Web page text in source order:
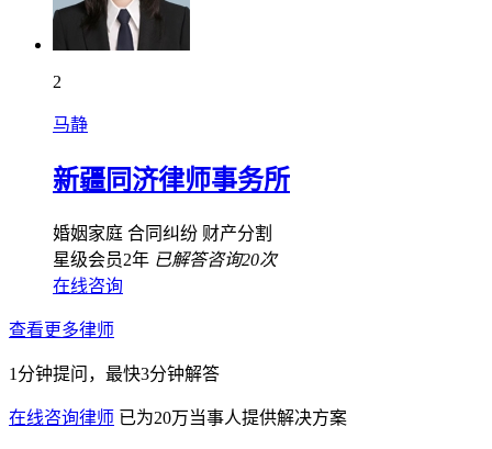
2
马静
新疆同济律师事务所
婚姻家庭 合同纠纷 财产分割
星级会员2年 已解答咨询20次
在线咨询
查看更多律师
1分钟提问，最快3分钟解答
在线咨询律师 已为20万当事人提供解决方案